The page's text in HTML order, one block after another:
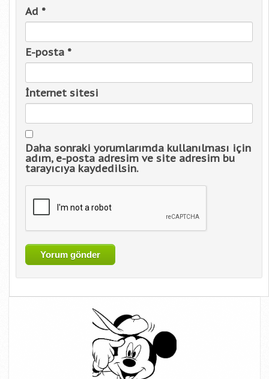
Ad *
E-posta *
İnternet sitesi
Daha sonraki yorumlarımda kullanılması için
adım, e-posta adresim ve site adresim bu
tarayıcıya kaydedilsin.